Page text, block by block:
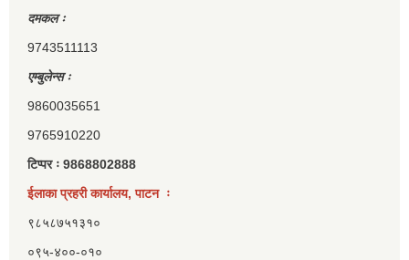
दमकल ः
9743511113
एम्बुलेन्स ः
9860035651
9765910220
टिप्पर ः 9868802888
ईलाका प्रहरी कार्यालय, पाटन ः
९८५८७५१३१०
०९५-४००-०१०